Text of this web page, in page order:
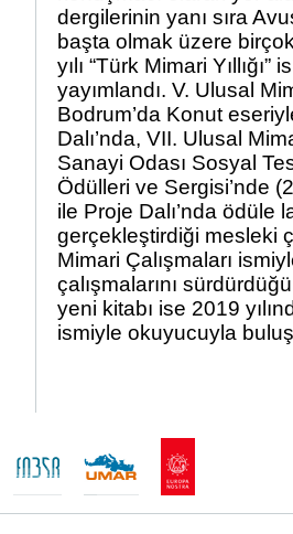
dergilerinin yanı sıra
başta olmak üzere birçok
yılı “Türk Mimari Yıllığı”
yayımlandı. V. Ulusal
Bodrum’da Konut
Dalı’nda, VII. Ulusal
Sanayi Odası Sosyal
Ödülleri ve Sergisi’nde
ile Proje Dalı’nda ödüle
gerçekleştirdiği mesleki
Mimari Çalışmaları
çalışmalarını
yeni kitabı ise 2019
ismiyle okuyucuyla